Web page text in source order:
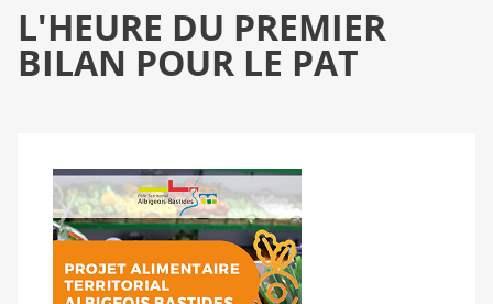
L'HEURE DU PREMIER
BILAN POUR LE PAT